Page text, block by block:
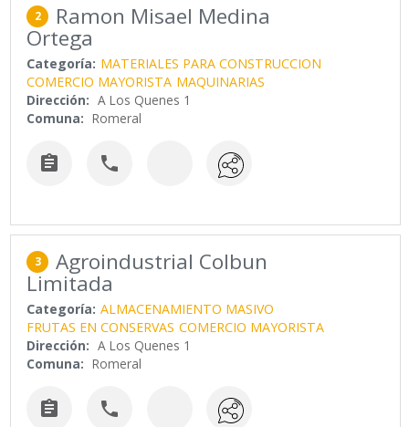
2 Ramon Misael Medina
Ortega
Categoría: MATERIALES PARA CONSTRUCCION
COMERCIO MAYORISTA MAQUINARIAS
Dirección: A Los Quenes 1
Comuna: Romeral
 
3 Agroindustrial Colbun
Limitada
Categoría: ALMACENAMIENTO MASIVO
FRUTAS EN CONSERVAS COMERCIO MAYORISTA
Dirección: A Los Quenes 1
Comuna: Romeral
 